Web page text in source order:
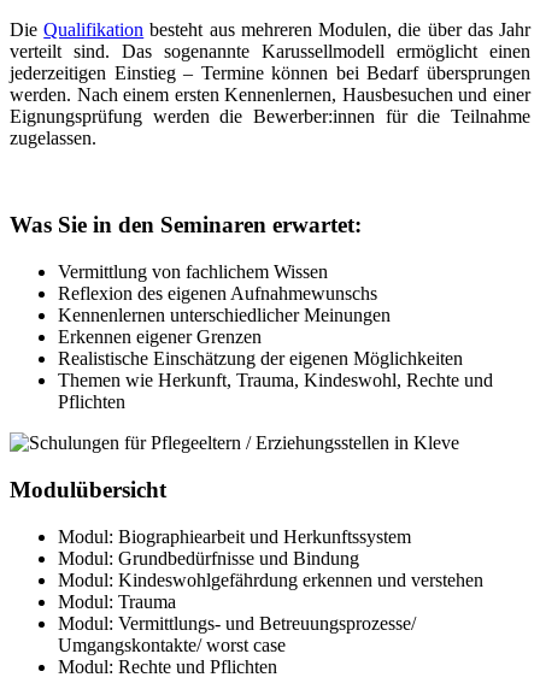
DieQualifikation besteht aus mehreren Modulen, die über das Jahr
verteilt sind. Das sogenannte Karussellmodell ermöglicht einen
jederzeitigen Einstieg – Termine können bei Bedarf übersprungen
werden. Nach einem ersten Kennenlernen, Hausbesuchen und einer
Eignungsprüfung werden die Bewerber:innen für die Teilnahme
zugelassen.
Was Sie in den Seminaren erwartet:
Vermittlung von fachlichem Wissen
Reflexion des eigenen Aufnahmewunschs
Kennenlernen unterschiedlicher Meinungen
Erkennen eigener Grenzen
Realistische Einschätzung der eigenen Möglichkeiten
Themen wie Herkunft, Trauma, Kindeswohl, Rechte und
Pflichten
Modulübersicht
Modul: Biographiearbeit und Herkunftssystem
Modul: Grundbedürfnisse und Bindung
Modul: Kindeswohlgefährdung erkennen und verstehen
Modul: Trauma
Modul: Vermittlungs- und Betreuungsprozesse/
Umgangskontakte/ worst case
Modul: Rechte und Pflichten